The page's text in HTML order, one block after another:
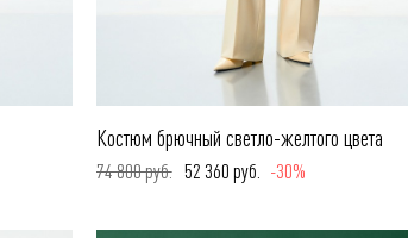
Костюм брючный светло-желтого цвета
74 800 руб. 52 360 руб. -30%